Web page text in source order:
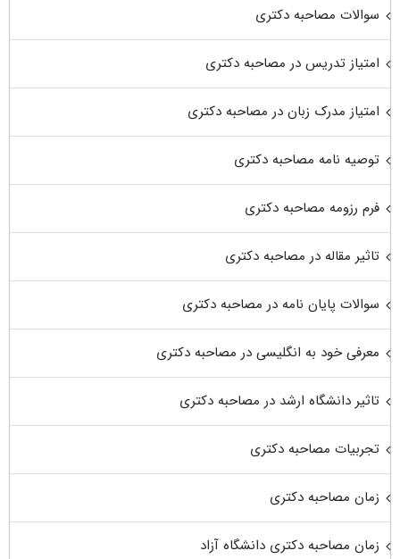
سوالات مصاحبه دکتری
امتیاز تدریس در مصاحبه دکتری
امتیاز مدرک زبان در مصاحبه دکتری
توصیه نامه مصاحبه دکتری
فرم رزومه مصاحبه دکتری
تاثیر مقاله در مصاحبه دکتری
سوالات پایان نامه در مصاحبه دکتری
معرفی خود به انگلیسی در مصاحبه دکتری
تاثیر دانشگاه ارشد در مصاحبه دکتری
تجربیات مصاحبه دکتری
زمان مصاحبه دکتری
زمان مصاحبه دکتری دانشگاه آزاد